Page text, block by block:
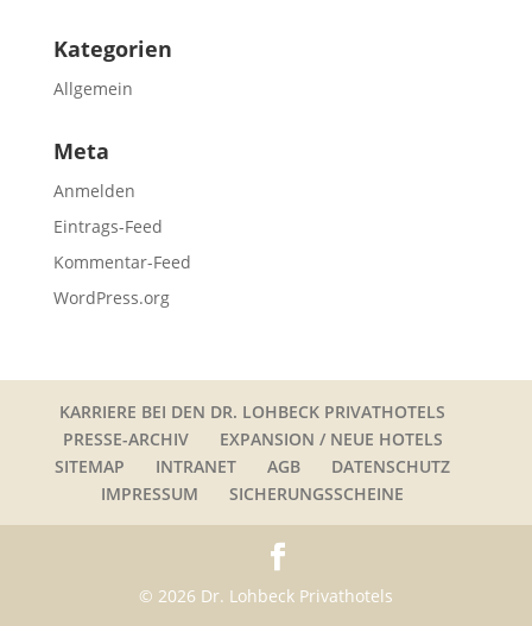
Kategorien
Allgemein
Meta
Anmelden
Eintrags-Feed
Kommentar-Feed
WordPress.org
KARRIERE BEI DEN DR. LOHBECK PRIVATHOTELS
PRESSE-ARCHIV
EXPANSION / NEUE HOTELS
SITEMAP
INTRANET AGB
DATENSCHUTZ
IMPRESSUM
SICHERUNGSSCHEINE
© 2026 Dr. Lohbeck Privathotels